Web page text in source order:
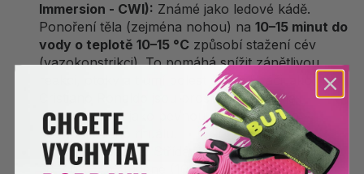
Immersion - CWI): Známé jako ledové kádě.
Ponoření těla (zejména nohou) na 10–15 minut do
vody o teplotě 10–15 °C způsobí stažení cév
(vazokonstrikci). To pomáhá snížit zánětlivou
reakci, otoky a tlumí bolest svalů. Hráči jako
Cristiano Ronaldo jsou proslulí tím, že mají
ledovou lázeň jako pevnou součást svého
pozápasového rituálu.
Kontrastní lázně: Střídání pobytu v horké (cca
38–40 °C) a studené (10–15 °C) vodě, typicky v